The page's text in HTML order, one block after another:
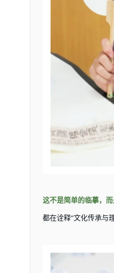
这不是简单的临摹，
都在诠释“文化传承与